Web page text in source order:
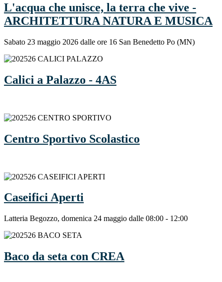
L'acqua che unisce, la terra che vive -
ARCHITETTURA NATURA E MUSICA
Sabato 23 maggio 2026 dalle ore 16 San Benedetto Po (MN)
Calici a Palazzo - 4AS
Centro Sportivo Scolastico
Caseifici Aperti
Latteria Begozzo, domenica 24 maggio dalle 08:00 - 12:00
Baco da seta con CREA